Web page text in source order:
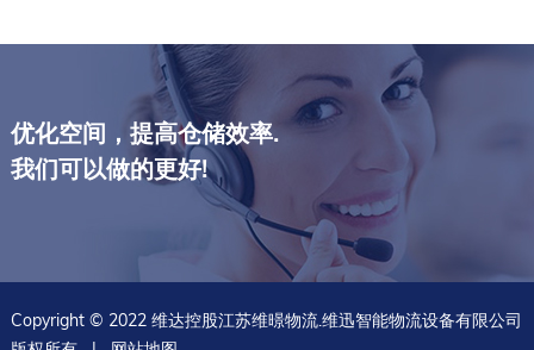
优化空间，提高仓储效率.
我们可以做的更好!
Copyright © 2022 维达控股江苏维暻物流.维迅智能物流设备有限公司